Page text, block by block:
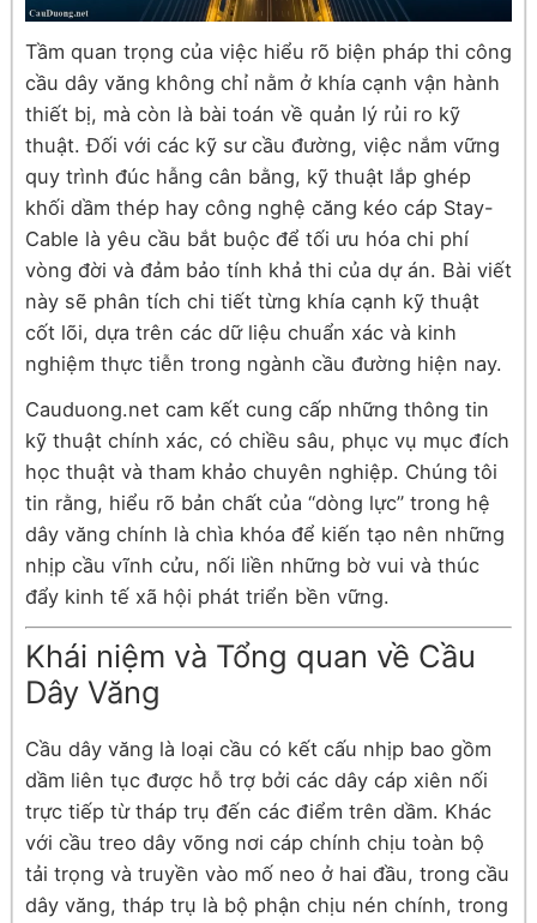
Tầm quan trọng của việc hiểu rõ biện pháp thi công
cầu dây văng không chỉ nằm ở khía cạnh vận hành
thiết bị, mà còn là bài toán về quản lý rủi ro kỹ
thuật. Đối với các kỹ sư cầu đường, việc nắm vững
quy trình đúc hẫng cân bằng, kỹ thuật lắp ghép
khối dầm thép hay công nghệ căng kéo cáp Stay-
Cable là yêu cầu bắt buộc để tối ưu hóa chi phí
vòng đời và đảm bảo tính khả thi của dự án. Bài viết
này sẽ phân tích chi tiết từng khía cạnh kỹ thuật
cốt lõi, dựa trên các dữ liệu chuẩn xác và kinh
nghiệm thực tiễn trong ngành cầu đường hiện nay.
Cauduong.net cam kết cung cấp những thông tin
kỹ thuật chính xác, có chiều sâu, phục vụ mục đích
học thuật và tham khảo chuyên nghiệp. Chúng tôi
tin rằng, hiểu rõ bản chất của “dòng lực” trong hệ
dây văng chính là chìa khóa để kiến tạo nên những
nhịp cầu vĩnh cửu, nối liền những bờ vui và thúc
đẩy kinh tế xã hội phát triển bền vững.
Khái niệm và Tổng quan về Cầu
Dây Văng
Cầu dây văng là loại cầu có kết cấu nhịp bao gồm
dầm liên tục được hỗ trợ bởi các dây cáp xiên nối
trực tiếp từ tháp trụ đến các điểm trên dầm. Khác
với cầu treo dây võng nơi cáp chính chịu toàn bộ
tải trọng và truyền vào mố neo ở hai đầu, trong cầu
dây văng, tháp trụ là bộ phận chịu nén chính, trong